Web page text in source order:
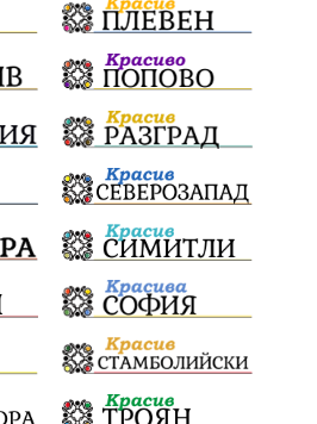
ПравилаЗаВсички
Булинг
Безопасност
Суверенитет
Депутати 52НС